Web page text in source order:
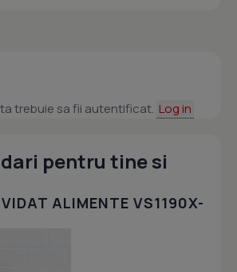
trebuie sa fii autentificat. Log in
pentru tine si
ALIMENTE VS1190X-